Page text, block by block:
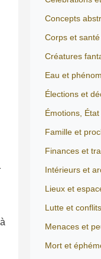
Concepts
Corps et santé
Créatures
Eau et
Élections et
Émotions,
Famille et
Finances et
Intérieurs et
Lieux et
Lutte et conflits
Menaces et
Mort et